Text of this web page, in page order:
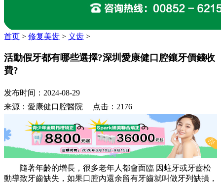
首页 > 修复美齿 > 义齿 >
活動假牙都有哪些選擇?深圳愛康健口腔鑲牙價錢收
費?
发布时间：2024-08-29
来源：愛康健口腔醫院 点击：2176
隨著年齡的增長，很多老年人都會面臨 因蛀牙或牙齒松
動導致牙齒缺失，如果口腔內還余留有牙齒就叫做牙列缺損，